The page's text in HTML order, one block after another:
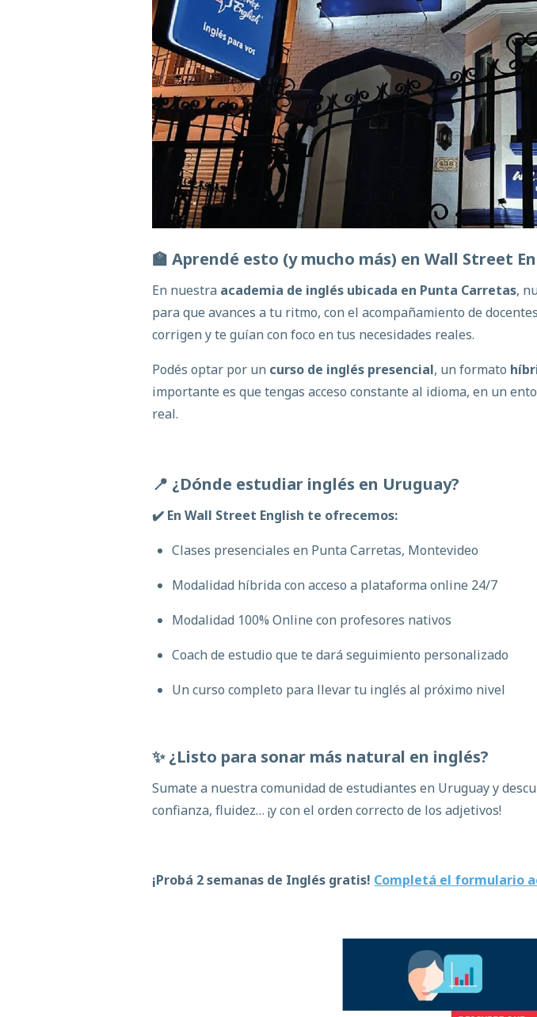
🏫Aprendé esto (ymucho más) en Wall Street
En nuestra academia de inglés ubicada en Punta Carretas,
para que avances a tu ritmo, con el acompañamiento de
corrigen y te guían con foco en tus necesidades reales.
Podés optar por un curso de inglés presencial, un formato
importante es que tengas acceso constante al idioma, en un
real.
📍 ¿Dónde estudiar inglés en Uruguay?
✔️ En Wall Street English te ofrecemos:
Clases presenciales en Punta Carretas, Montevideo
Modalidad híbrida con acceso a plataforma online 24/7
Modalidad 100% Online con profesores nativos
Coach de estudio que te dará seguimiento personalizado
Un curso completo para llevar tu inglés al próximo nivel
✨ ¿Listo para sonar más natural en inglés?
Sumate a nuestra comunidad de estudiantes en Uruguay y
confianza, fluidez… ¡y con el orden correcto de los adjetivos!
¡Probá 2 semanas de Inglés gratis! Completá el formulario